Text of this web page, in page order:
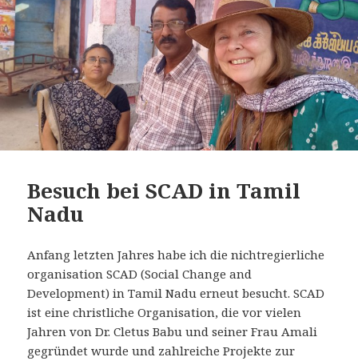
Besuch bei SCAD in Tamil
Nadu
Anfang letzten Jahres habe ich die nichtregierliche
organisation SCAD (Social Change and
Development) in Tamil Nadu erneut besucht. SCAD
ist eine christliche Organisation, die vor vielen
Jahren von Dr. Cletus Babu und seiner Frau Amali
gegründet wurde und zahlreiche Projekte zur